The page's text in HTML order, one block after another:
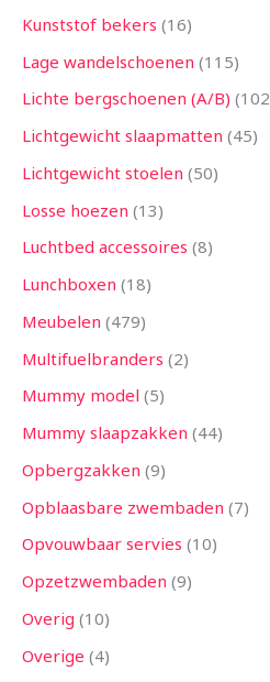
Kunststof bekers 16
Lage wandelschoenen 115
Lichte bergschoenen (A/B) 102
Lichtgewicht slaapmatten 45
Lichtgewicht stoelen 50
Losse hoezen 13
Luchtbed accessoires 8
Lunchboxen 18
Meubelen 479
Multifuelbranders 2
Mummy model 5
Mummy slaapzakken 44
Opbergzakken 9
Opblaasbare zwembaden 7
Opvouwbaar servies 10
Opzetzwembaden 9
Overig 10
Overige 4